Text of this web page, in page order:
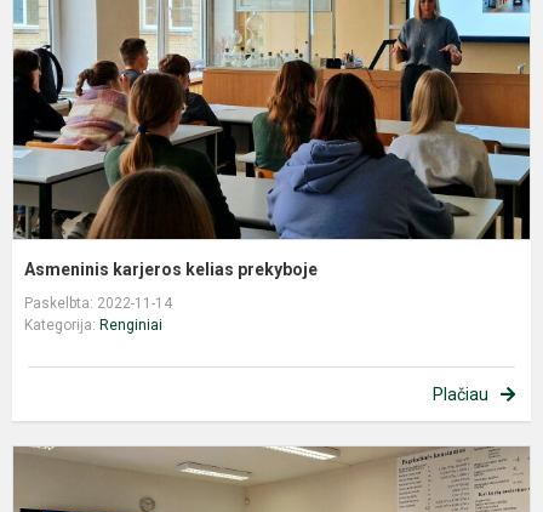
Asmeninis karjeros kelias prekyboje
Paskelbta: 2022-11-14
Kategorija: Renginiai
Plačiau